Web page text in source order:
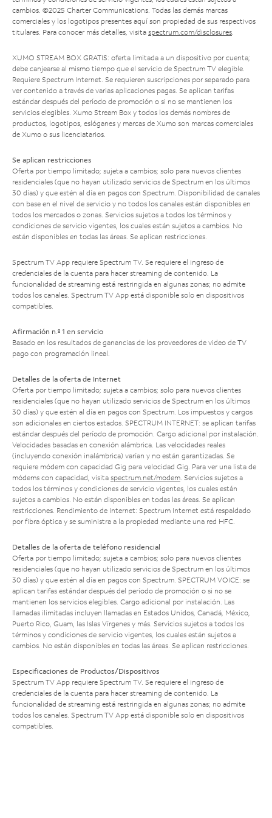
cambios. ©2025 Charter Communications. Todas las demás marcas
comerciales y los logotipos presentes aquí son propiedad de sus respectivos
titulares. Para conocer más detalles, visita spectrum.com/disclosures.
XUMO STREAM BOX GRATIS: oferta limitada a un dispositivo por cuenta;
debe canjearse al mismo tiempo que el servicio de Spectrum TV elegible.
Requiere Spectrum Internet. Se requieren suscripciones por separado para
ver contenido a través de varias aplicaciones pagas. Se aplican tarifas
estándar después del período de promoción o si no se mantienen los
servicios elegibles. Xumo Stream Box y todos los demás nombres de
productos, logotipos, eslóganes y marcas de Xumo son marcas comerciales
de Xumo o sus licenciatarios.
Se aplican restricciones
Oferta por tiempo limitado; sujeta a cambios; solo para nuevos clientes
residenciales (que no hayan utilizado servicios de Spectrum en los últimos
30 días) y que estén al día en pagos con Spectrum. Disponibilidad de canales
con base en el nivel de servicio y no todos los canales están disponibles en
todos los mercados o zonas. Servicios sujetos a todos los términos y
condiciones de servicio vigentes, los cuales están sujetos a cambios. No
están disponibles en todas las áreas. Se aplican restricciones.
Spectrum TV App requiere Spectrum TV. Se requiere el ingreso de
credenciales de la cuenta para hacer streaming de contenido. La
funcionalidad de streaming está restringida en algunas zonas; no admite
todos los canales. Spectrum TV App está disponible solo en dispositivos
compatibles.
Afirmación n.º 1 en servicio
Basado en los resultados de ganancias de los proveedores de video de TV
pago con programación lineal.
Detalles de la oferta de Internet
Oferta por tiempo limitado; sujeta a cambios; solo para nuevos clientes
residenciales (que no hayan utilizado servicios de Spectrum en los últimos
30 días) y que estén al día en pagos con Spectrum. Los impuestos y cargos
son adicionales en ciertos estados. SPECTRUM INTERNET: se aplican tarifas
estándar después del período de promoción. Cargo adicional por instalación.
Velocidades basadas en conexión alámbrica. Las velocidades reales
(incluyendo conexión inalámbrica) varían y no están garantizadas. Se
requiere módem con capacidad Gig para velocidad Gig. Para ver una lista de
módems con capacidad, visita spectrum.net/modem. Servicios sujetos a
todos los términos y condiciones de servicio vigentes, los cuales están
sujetos a cambios. No están disponibles en todas las áreas. Se aplican
restricciones. Rendimiento de Internet: Spectrum Internet está respaldado
por fibra óptica y se suministra a la propiedad mediante una red HFC.
Detalles de la oferta de teléfono residencial
Oferta por tiempo limitado; sujeta a cambios; solo para nuevos clientes
residenciales (que no hayan utilizado servicios de Spectrum en los últimos
30 días) y que estén al día en pagos con Spectrum. SPECTRUM VOICE: se
aplican tarifas estándar después del período de promoción o si no se
mantienen los servicios elegibles. Cargo adicional por instalación. Las
llamadas ilimitadas incluyen llamadas en Estados Unidos, Canadá, México,
Puerto Rico, Guam, las Islas Vírgenes y más. Servicios sujetos a todos los
términos y condiciones de servicio vigentes, los cuales están sujetos a
cambios. No están disponibles en todas las áreas. Se aplican restricciones.
Especificaciones de Productos/Dispositivos
Spectrum TV App requiere Spectrum TV. Se requiere el ingreso de
credenciales de la cuenta para hacer streaming de contenido. La
funcionalidad de streaming está restringida en algunas zonas; no admite
todos los canales. Spectrum TV App está disponible solo en dispositivos
compatibles.